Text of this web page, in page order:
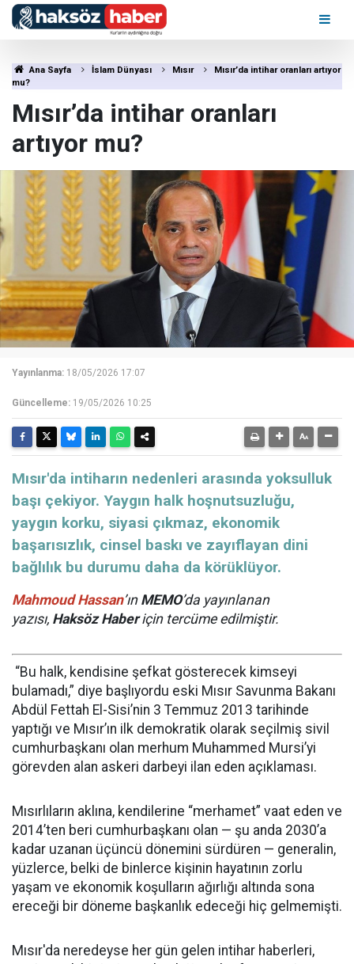
Ana Sayfa İslam Dünyası Mısır
Mısır’da intihar oranları artıyor
mu?
Mısır’da intihar oranları
artıyor mu?
Yayınlanma: 18/05/2026 17:07
Güncelleme: 19/05/2026 10:25
Mısır'da intiharın nedenleri arasında yoksulluk
başı çekiyor. Yaygın halk hoşnutsuzluğu,
yaygın korku, siyasi çıkmaz, ekonomik
başarısızlık, cinsel baskı ve zayıflayan dini
bağlılık bu durumu daha da körüklüyor.
Mahmoud Hassan’ın MEMO’da yayınlanan
yazısı, Haksöz Haberiçin tercüme edilmiştir.
“Bu halk, kendisine şefkat gösterecek kimseyi
bulamadı,” diye başlıyordu eski Mısır Savunma Bakanı
Abdül Fettah El-Sisi’nin 3 Temmuz 2013 tarihinde
yaptığı ve Mısır’ın ilk demokratik olarak seçilmiş sivil
cumhurbaşkanı olan merhum Muhammed Mursi’yi
görevden alan askeri darbeyi ilan eden açıklaması.
Mısırlıların aklına, kendilerine “merhamet” vaat eden ve
2014’ten beri cumhurbaşkanı olan — şu anda 2030’a
kadar uzanan üçüncü dönemini sürdüren — generalin,
yüzlerce, belki de binlerce kişinin hayatının zorlu
yaşam ve ekonomik koşulların ağırlığı altında sona
ereceği bir döneme başkanlık edeceği hiç gelmemişti.
Mısır'da neredeyse her gün gelen intihar haberleri,